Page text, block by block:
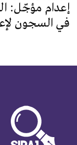
إعدام مؤجّل:
في السجون